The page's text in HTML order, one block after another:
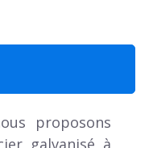
proposons